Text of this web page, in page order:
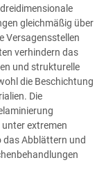
gleichmäßig über
Versagensstellen
verhindern das
und strukturelle
die Beschichtung
Die
extremen
das Abblättern und